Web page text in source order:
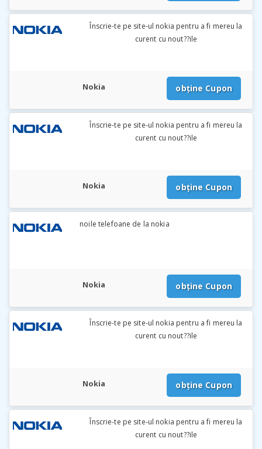
Înscrie-te pe site-ul nokia pentru a fi mereu la
curent cu nout??ile
Nokia obține Cupon
Înscrie-te pe site-ul nokia pentru a fi mereu la
curent cu nout??ile
Nokia obține Cupon
noile telefoane de la nokia
Nokia obține Cupon
Înscrie-te pe site-ul nokia pentru a fi mereu la
curent cu nout??ile
Nokia obține Cupon
Înscrie-te pe site-ul nokia pentru a fi mereu la
curent cu nout??ile